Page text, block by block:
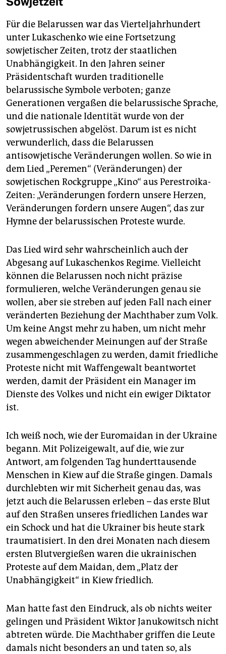
Für die Belarussen war das Vierteljahrhundert
unter Lukaschenko wie eine Fortsetzung
sowjetischer Zeiten, trotz der staatlichen
Unabhängigkeit. In den Jahren seiner
Präsidentschaft wurden traditionelle
belarussische Symbole verboten; ganze
Generationen vergaßen die belarussische Sprache,
und die nationale Identität wurde von der
sowjetrussischen abgelöst. Darum ist es nicht
verwunderlich, dass die Belarussen
antisowjetische Veränderungen wollen. So wie in
dem Lied „Peremen“ (Veränderungen) der
sowjetischen Rockgruppe „Kino“ aus Perestroika-
Zeiten: „Veränderungen fordern unsere Herzen,
Veränderungen fordern unsere Augen“, das zur
Hymne der belarussischen Proteste wurde.
Das Lied wird sehr wahrscheinlich auch der
Abgesang auf Lukaschenkos Regime. Vielleicht
können die Belarussen noch nicht präzise
formulieren, welche Veränderungen genau sie
wollen, aber sie streben auf jeden Fall nach einer
veränderten Beziehung der Machthaber zum Volk.
Um keine Angst mehr zu haben, um nicht mehr
wegen abweichender Meinungen auf der Straße
zusammengeschlagen zu werden, damit friedliche
Proteste nicht mit Waffengewalt beantwortet
werden, damit der Präsident ein Manager im
Dienste des Volkes und nicht ein ewiger Diktator
ist.
Ich weiß noch, wie der Euromaidan in der Ukraine
begann. Mit Polizeigewalt, auf die, wie zur
Antwort, am folgenden Tag hunderttausende
Menschen in Kiew auf die Straße gingen. Damals
durchlebten wir mit Sicherheit genau das, was
jetzt auch die Belarussen erleben – das erste Blut
auf den Straßen unseres friedlichen Landes war
ein Schock und hat die Ukrainer bis heute stark
traumatisiert. In den drei Monaten nach diesem
ersten Blutvergießen waren die ukrainischen
Proteste auf dem Maidan, dem „Platz der
Unabhängigkeit“ in Kiew friedlich.
Man hatte fast den Eindruck, als ob nichts weiter
gelingen und Präsident Wiktor Janukowitsch nicht
abtreten würde. Die Machthaber griffen die Leute
damals nicht besonders an und taten so, als